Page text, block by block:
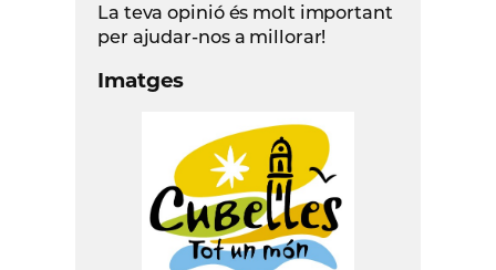
La teva opinió és molt important
per ajudar-nos a millorar!
Imatges